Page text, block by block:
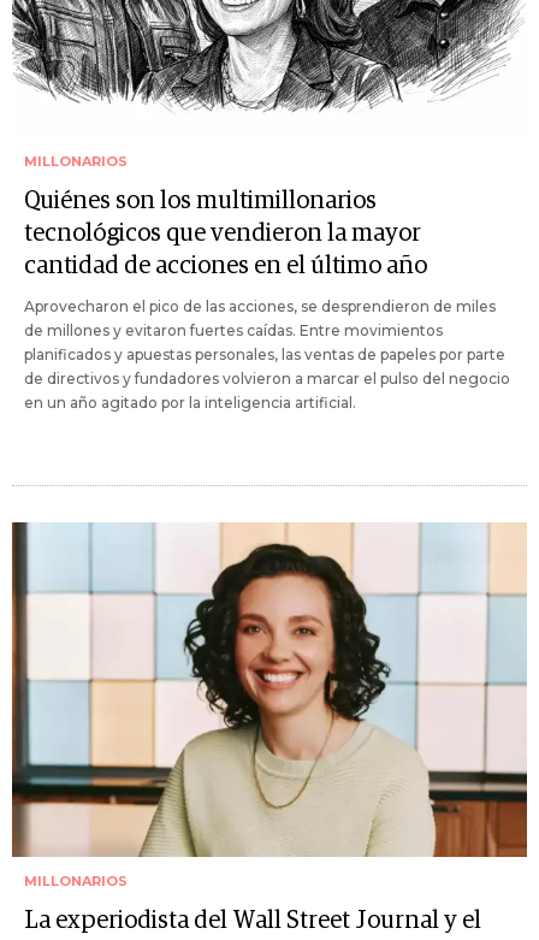
MILLONARIOS
Quiénes son los multimillonarios
tecnológicos que vendieron la mayor
cantidad de acciones en el último año
Aprovecharon el pico de las acciones, se desprendieron de miles
de millones y evitaron fuertes caídas. Entre movimientos
planificados y apuestas personales, las ventas de papeles por parte
de directivos y fundadores volvieron a marcar el pulso del negocio
en un año agitado por la inteligencia artificial.
MILLONARIOS
La experiodista del Wall Street Journal y el